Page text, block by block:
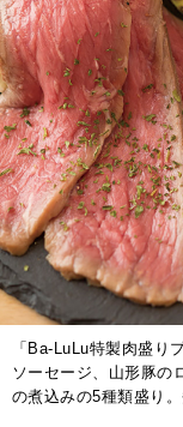
「Ba-LuLu特製肉盛り
ソーセージ、山形豚の
の煮込みの5種類盛り